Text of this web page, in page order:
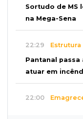
Sortudo de MS
na Mega-Sena
22:29 Estrutura
Pantanal
atuar em
22:00